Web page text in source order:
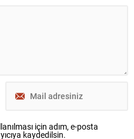
için adım, e-posta
kaydedilsin.